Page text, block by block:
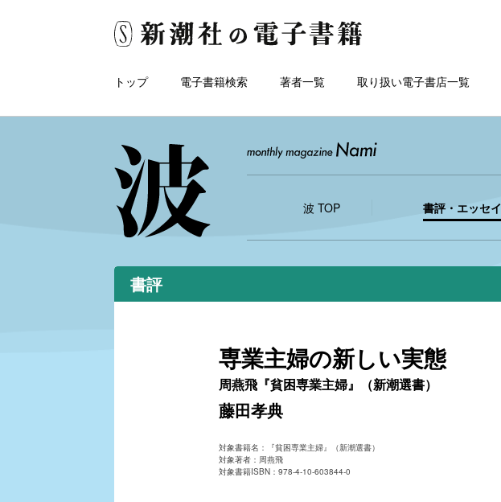
トップ 電子書籍検索 著者一覧 取り扱い電子書店一覧
波 TOP 書評・エッセイ
書評
専業主婦の新しい実態
周燕飛『貧困専業主婦』（新潮選書）
藤田孝典
対象書籍名：『貧困専業主婦』（新潮選書）
対象著者：周燕飛
対象書籍ISBN：978-4-10-603844-0